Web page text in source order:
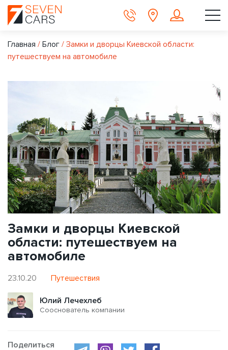
Главная / Блог / Замки и дворцы Киевской области:
путешествуем на автомобиле
Замки и дворцы Киевской
области: путешествуем на
автомобиле
23.10.20 Путешествия
Юлий Лечехлеб
Сооснователь компании
Поделиться